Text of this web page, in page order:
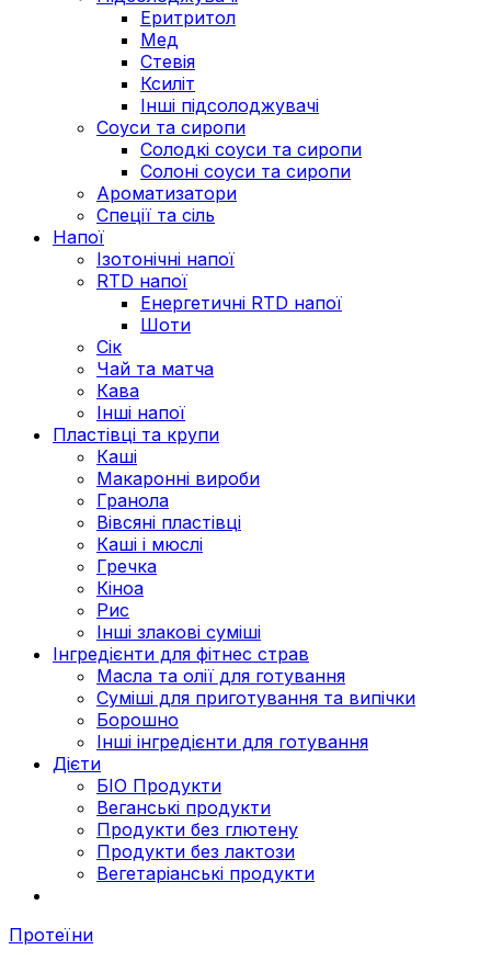
Еритритол
Мед
Стевія
Ксиліт
Інші підсолоджувачі
Соуси та сиропи
Солодкі соуси та сиропи
Солоні соуси та сиропи
Ароматизатори
Спеції та сіль
Напої
Ізотонічні напої
RTD напої
Енергетичні RTD напої
Шоти
Сік
Чай та матча
Кава
Інші напої
Пластівці та крупи
Каші
Макаронні вироби
Гранола
Вівсяні пластівці
Каші і мюслі
Гречка
Кіноа
Рис
Інші злакові суміші
Інгредієнти для фітнес страв
Масла та олії для готування
Суміші для приготування та випічки
Борошно
Інші інгредієнти для готування
Дієти
БІО Продукти
Веганські продукти
Продукти без глютену
Продукти без лактози
Вегетаріанські продукти
Протеїни